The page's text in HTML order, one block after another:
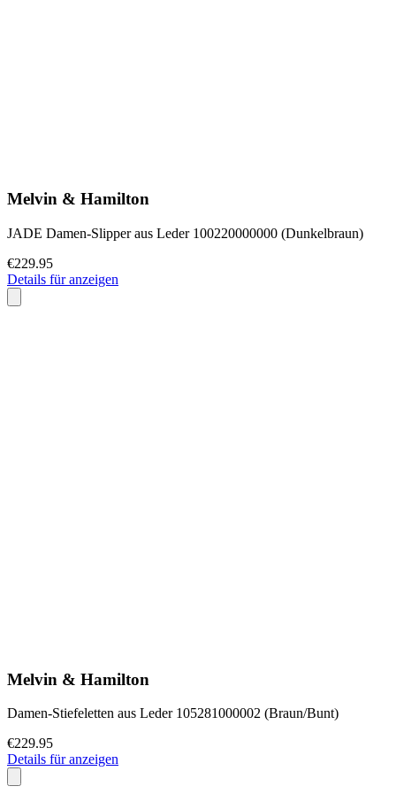
Melvin & Hamilton
JADE Damen-Slipper aus Leder 100220000000 (Dunkelbraun)
€229.95
Details für anzeigen
Melvin & Hamilton
Damen-Stiefeletten aus Leder 105281000002 (Braun/Bunt)
€229.95
Details für anzeigen